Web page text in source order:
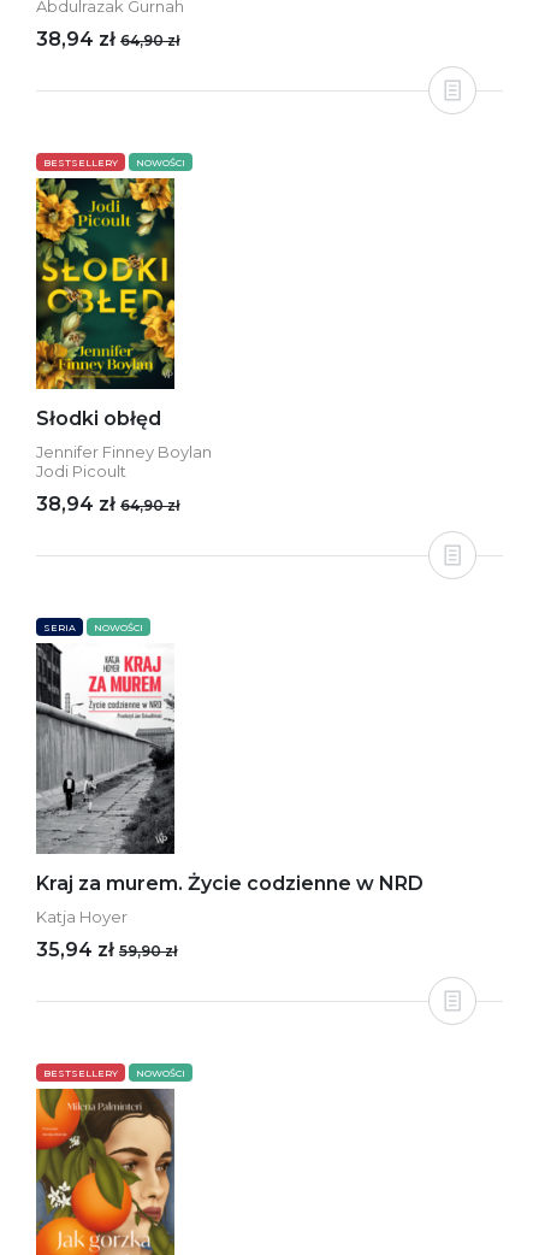
Abdulrazak Gurnah
38,94 zł 64,90 zł
BESTSELLERY NOWOŚCI
Słodki obłęd
Jennifer Finney Boylan
Jodi Picoult
38,94 zł 64,90 zł
SERIA NOWOŚCI
Kraj za murem. Życie codzienne w NRD
Katja Hoyer
35,94 zł 59,90 zł
BESTSELLERY NOWOŚCI